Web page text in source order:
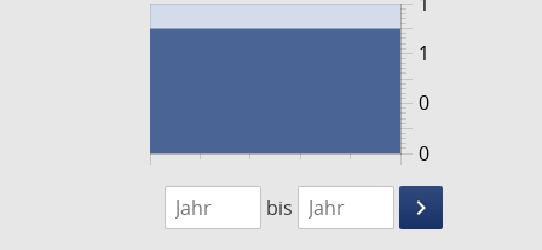
0
0
1
1607
1608
bis
keyboard_arrow_right
Suche